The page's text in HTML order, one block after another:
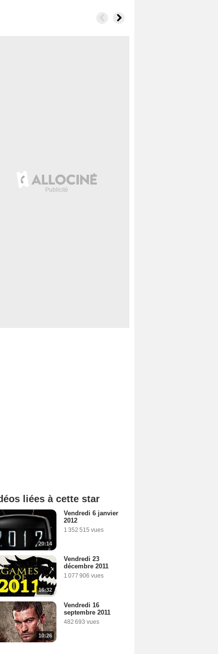
liées à cette star
20:14
Vendredi 6 janvier
2012
1 352 515 vues
16:32
Vendredi 23
décembre 2011
1 077 906 vues
10:26
Vendredi 16
septembre 2011
482 693 vues